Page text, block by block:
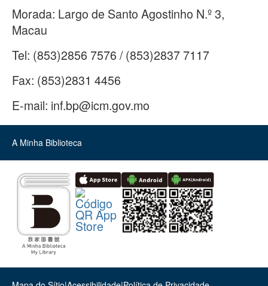
Morada: Largo de Santo Agostinho N.º 3,
Macau
Tel: (853)2856 7576 / (853)2837 7117
Fax: (853)2831 4456
E-mail: inf.bp@icm.gov.mo
A Minha Biblioteca